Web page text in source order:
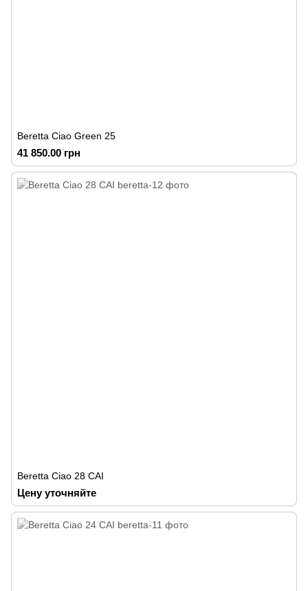
Beretta Ciao Green 25
41 850.00 грн
Beretta Ciao 28 CAI
Цену уточняйте